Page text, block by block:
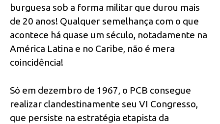
burguesa sob a forma militar que durou mais
de 20 anos! Qualquer semelhança com o que
acontece há quase um século, notadamente na
América Latina e no Caribe, não é mera
coincidência!
Só em dezembro de 1967, o PCB consegue
realizar clandestinamente seu VI Congresso,
que persiste na estratégia etapista da